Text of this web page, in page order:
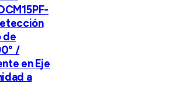
de
/
en Eje
a